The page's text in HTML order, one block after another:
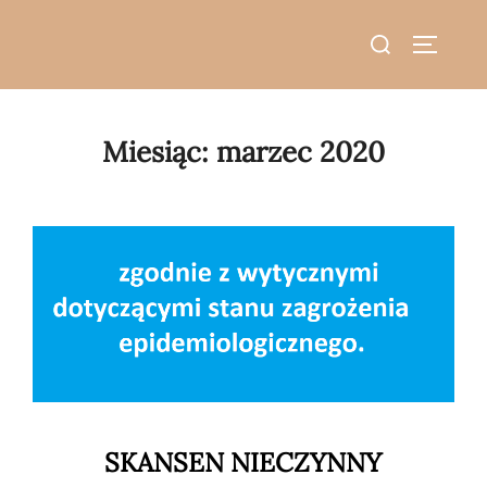
Search
Miesiąc: marzec 2020
SKANSEN NIECZYNNY